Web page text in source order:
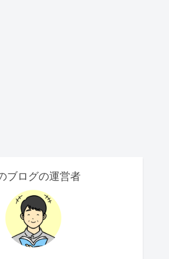
ブログの運営者